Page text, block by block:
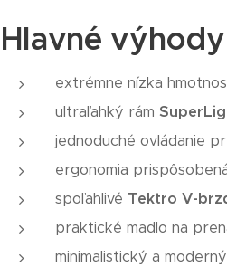
Hlavné výhody
extrémne nízka
ultraľahký rám
jednoduché ovládanie
ergonomia
spoľahlivé Tektro V-
praktické madlo na
minimalistický a